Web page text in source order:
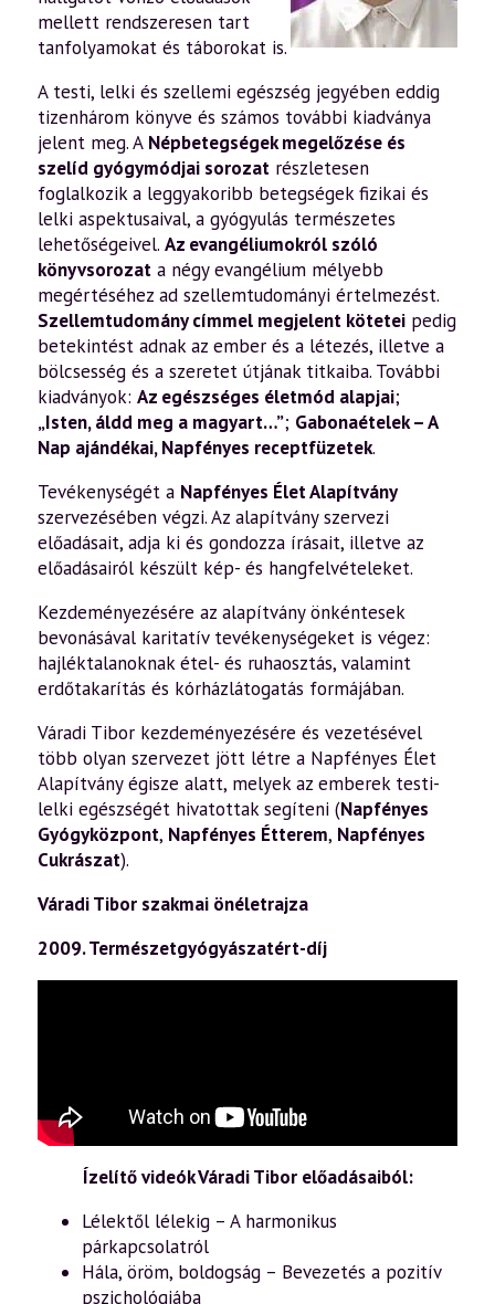
mellett rendszeresen tart
tanfolyamokat és táborokat is.
A testi, lelki és szellemi egészség jegyében eddig
tizenhárom könyve és számos további kiadványa
jelent meg. A Népbetegségek megelőzése és
szelíd gyógymódjai sorozat részletesen
foglalkozik a leggyakoribb betegségek fizikai és
lelki aspektusaival, a gyógyulás természetes
lehetőségeivel. Az evangéliumokról szóló
könyvsorozat a négy evangélium mélyebb
megértéséhez ad szellemtudományi értelmezést.
Szellemtudomány címmel megjelent kötetei pedig
betekintést adnak az ember és a létezés, illetve a
bölcsesség és a szeretet útjának titkaiba. További
kiadványok: Az egészséges életmód alapjai;
„Isten, áldd meg a magyart…”; Gabonaételek – A
Nap ajándékai,Napfényes receptfüzetek.
Tevékenységét a Napfényes Élet Alapítvány
szervezésében végzi. Az alapítvány szervezi
előadásait, adja ki és gondozza írásait, illetve az
előadásairól készült kép- és hangfelvételeket.
Kezdeményezésére az alapítvány önkéntesek
bevonásával karitatív tevékenységeket is végez:
hajléktalanoknak étel- és ruhaosztás, valamint
erdőtakarítás és kórházlátogatás formájában.
Váradi Tibor kezdeményezésére és vezetésével
több olyan szervezet jött létre a Napfényes Élet
Alapítvány égisze alatt, melyek az emberek testi-
lelki egészségét hivatottak segíteni (Napfényes
Gyógyközpont, Napfényes Étterem, Napfényes
Cukrászat).
Váradi Tibor szakmai önéletrajza
2009. Természetgyógyászatért-díj
Ízelítő videók Váradi Tibor előadásaiból:
Lélektől lélekig – A harmonikus
párkapcsolatról
Hála, öröm, boldogság – Bevezetés a pozitív
pszichológiába